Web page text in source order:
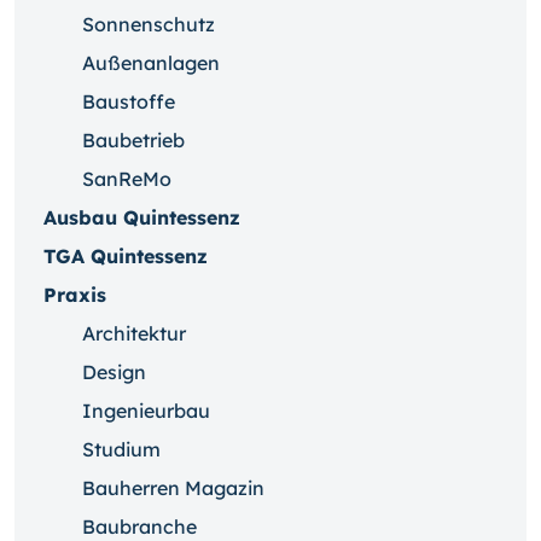
Sonnenschutz
Außenanlagen
Baustoffe
Baubetrieb
SanReMo
Ausbau Quintessenz
TGA Quintessenz
Praxis
Architektur
Design
Ingenieurbau
Studium
Bauherren Magazin
Baubranche